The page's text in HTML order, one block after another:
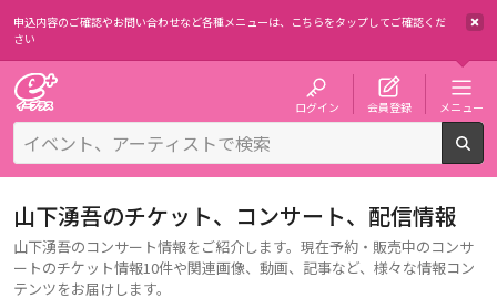
申込内容のご確認やお問い合わせなど各種メニューは、 こちらをタップしてご確認くだ
さい
ログイン 会員登録 メニュー
山下湧吾のチケット、コンサート、配信情報
山下湧吾のコンサート情報をご紹介します。現在予約・販売中のコンサ
ートのチケット情報10件や関連画像、動画、記事など、様々な情報コン
テンツをお届けします。